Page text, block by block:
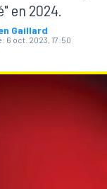
en 2024.
Gaillard
6 oct. 2023, 17:50